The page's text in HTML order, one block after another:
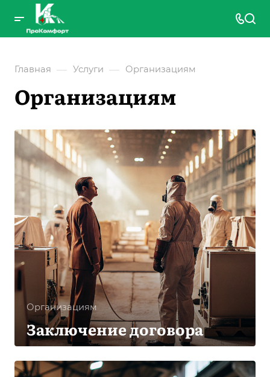
Главная — Услуги — Организациям
Организациям
Организациям
Заключение договора